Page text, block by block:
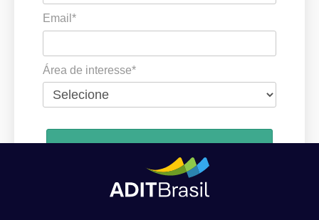
Email*
Área de interesse*
Ao se cadastrar, você concorda em receber comunicações da ADIT